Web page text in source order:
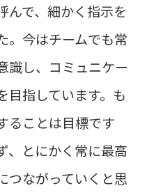
んで、細かく指示を
。今はチームでも常
識し、コミュニケー
目指しています。も
ることは目標です
、とにかく常に最高
つながっていくと思